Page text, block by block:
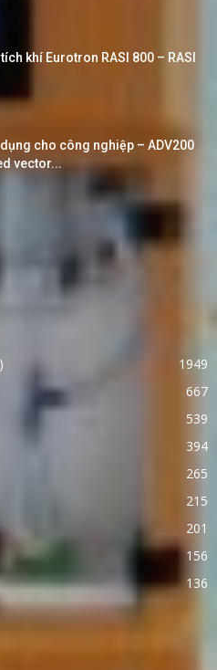
khí Eurotron RASI 800 – RASI
cho công nghiệp – ADV200
vector...
1949
667
539
394
265
215
201
156
136